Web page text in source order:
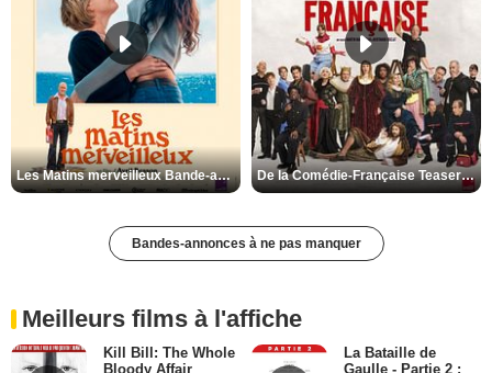
Les Matins merveilleux Bande-annonce VF De la Comédie-Française Teaser VF
Bandes-annonces à ne pas manquer
Meilleurs films à l'affiche
Kill Bill: The Whole
Bloody Affair
La Bataille de
Gaulle - Partie 2 :